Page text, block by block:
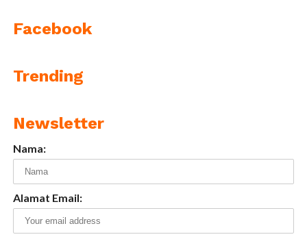
Facebook
Trending
Newsletter
Nama:
Alamat Email: